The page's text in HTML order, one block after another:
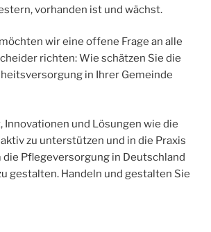
vorhanden ist und wächst.
wir eine offene Frage an alle
richten: Wie schätzen Sie die
in Ihrer Gemeinde
Innovationen und Lösungen wie die
aktiv zu unterstützen und in die Praxis
die Pflegeversorgung in Deutschland
gestalten. Handeln und gestalten Sie